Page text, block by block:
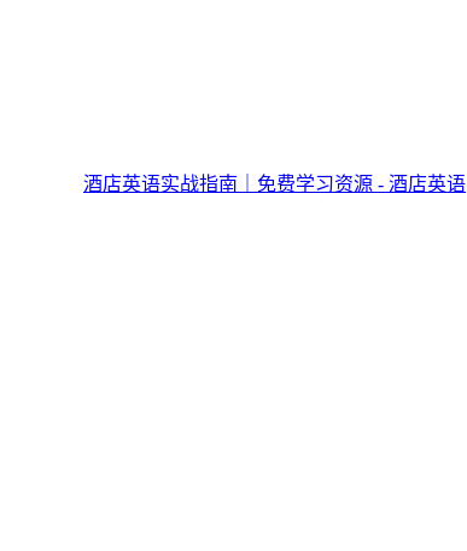
酒店英语实战指南｜免费学习资源 - 酒店英语